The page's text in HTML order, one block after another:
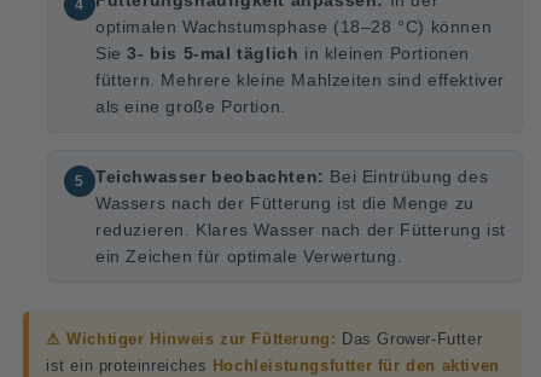
optimalen Wachstumsphase (18–28 °C) können
Sie3- bis 5-mal täglich in kleinen Portionen
füttern. Mehrere kleine Mahlzeiten sind effektiver
als eine große Portion.
Teichwasser beobachten: Bei Eintrübung des
Wassers nach der Fütterung ist die Menge zu
reduzieren. Klares Wasser nach der Fütterung ist
ein Zeichen für optimale Verwertung.
⚠ Wichtiger Hinweis zur Fütterung: Das Grower-Futter
ist ein proteinreiches Hochleistungsfutter für den aktiven